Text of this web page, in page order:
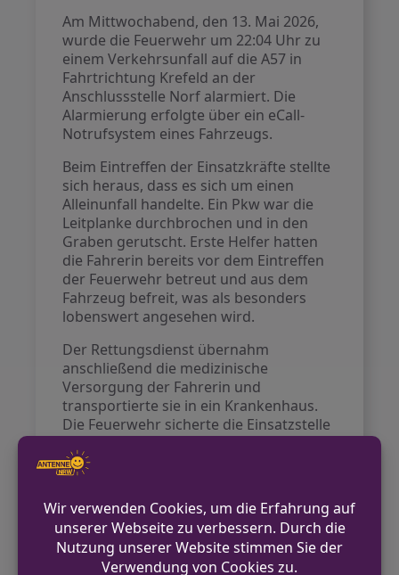
Am Mittwochabend, den 13. Mai 2026,
wurde die Feuerwehr um 22:04 Uhr zu
einem Verkehrsunfall auf die A57 in
Fahrtrichtung Krefeld an der
Anschlussstelle Norf alarmiert. Die
Alarmierung erfolgte über ein eCall-
Notrufsystem eines Fahrzeugs.
Beim Eintreffen der Einsatzkräfte stellte
sich heraus, dass es sich um einen
Alleinunfall handelte. Ein Pkw war die
Leitplanke durchbrochen und in den
Graben gerutscht. Erste Helfer hatten
die Fahrerin bereits vor dem Eintreffen
der Feuerwehr betreut und aus dem
Fahrzeug befreit, was als besonders
lobenswert angesehen wird.
Der Rettungsdienst übernahm
anschließend die medizinische
Versorgung der Fahrerin und
transportierte sie in ein Krankenhaus.
Die Feuerwehr sicherte die Einsatzstelle
unterstützte die Bergungsmaßnahmen.
Nach Abschluss aller Arbeiten wurde die
Einsatzstelle nach etwa drei Stunden an
die Polizei übergeben. Die genaue
Unfallursache ist derzeit unklar.